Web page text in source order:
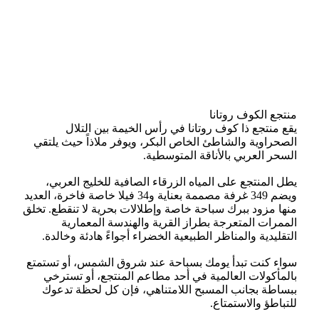
منتجع الكوف روتانا
يقع منتجع ذا كوف روتانا في رأس الخيمة بين التلال
الصحراوية والشاطئ الخاص البكر، ويوفر ملاذاً حيث يلتقي
السحر العربي بالأناقة المتوسطية.
يطل المنتجع على المياه الزرقاء الصافية للخليج العربي،
ويضم 349 غرفة مصممة بعناية و34 فيلا خاصة فاخرة، العديد
منها مزود ببرك سباحة خاصة وإطلالات بحرية لا تنقطع. تخلق
الممرات المتعرجة بطراز القرية والهندسة المعمارية
التقليدية والمناظر الطبيعية الخضراء أجواءً هادئة وخالدة.
سواء كنت تبدأ يومك بسباحة عند شروق الشمس، أو تستمتع
بالمأكولات العالمية في أحد مطاعم المنتجع، أو تسترخي
ببساطة بجانب المسبح اللامتناهي، فإن كل لحظة تدعوك
للتباطؤ والاستمتاع.